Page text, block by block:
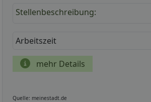
Stellenbeschreibung:
Arbeitszeit
mehr Details
Quelle: meinestadt.de